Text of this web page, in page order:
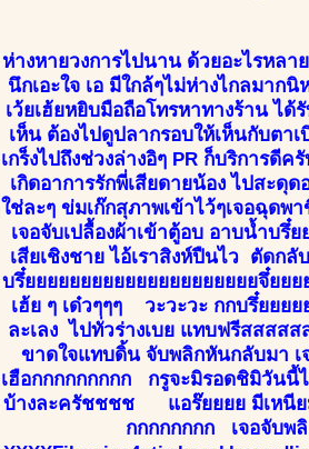
ห่างหายวงการไปนาน ด้วยอะไรหล
นึกเอะใจ เอ มีใกล้ๆไม่ห่างไกลมาก
เว้ยเฮ้ยหยิบมือถือโทรหาทางร้าน ไ
เห็น ต้องไปดูปลากรอบให้เห็นกับตา
เกร็งไปถึงช่วงล่างอิๆ PR ก็บริการ
เกิดอาการรักพี่เสียดายน้อง ไปสะดุ
ใช่ละๆ ข่มเก๊กสุภาพเข้าไว้ๆเจอฉุดพ
เจอจับเปลื้องผ้าเข้าตู้อบ อาบน้ำบรึ๋
เสียเชิงชาย ไอ้เราสิงห์ปืนไว ตัดก
บรึ๋ยยยยยยยยยยยยยยยยยยยยยจึ๋ยย
เฮ้ย ๆ เด๋วๆๆๆ วะวะวะ กกบรึ๋ยยย
ละเลง ไปทั่วร่างเบย แทบฟรีสสสส
ขาดใจแทบดิ้น จับพลิกหันกลับมา เจ
เฮือกกกกกกกกก กรูจะมิรอดชิมิวันนี้
บ้างละครัชชชช แอร๊ยยยย มีเหนียม
กกกกกกกก เจอจับพ